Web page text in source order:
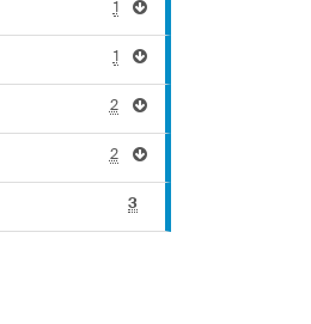
1
1
2
2
3